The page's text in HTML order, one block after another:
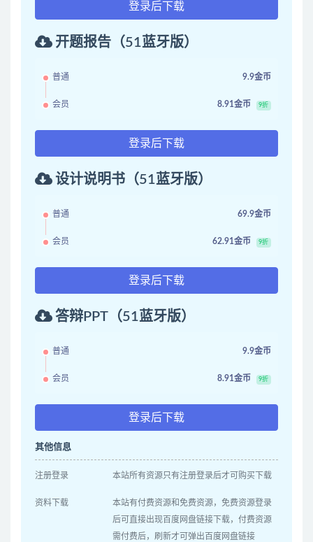
登录后下载
开题报告（51蓝牙版）
普通 9.9金币
会员 8.91金币 9折
登录后下载
设计说明书（51蓝牙版）
普通 69.9金币
会员 62.91金币 9折
登录后下载
答辩PPT（51蓝牙版）
普通 9.9金币
会员 8.91金币 9折
登录后下载
其他信息
注册登录 本站所有资源只有注册登录后才可购买下载
资料下载
本站有付费资源和免费资源，免费资源登录
后可直接出现百度网盘链接下载，付费资源
需付费后，刷新才可弹出百度网盘链接